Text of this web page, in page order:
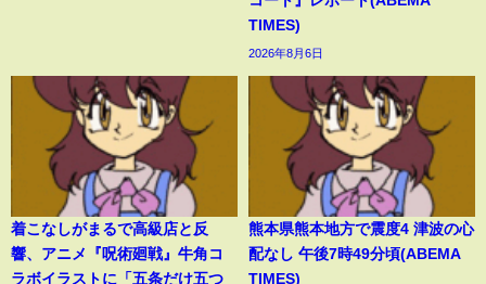
TIMES)
2026年8月6日
着こなしがまるで高級店と反
響、アニメ『呪術廻戦』牛角コ
ラボイラストに「五条だけ五つ
熊本県熊本地方で震度4 津波の心
配なし 午後7時49分頃(ABEMA
TIMES)